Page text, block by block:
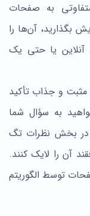
به صفحات
بگذارید، آن‌ها را
آنلاین یا حتی یک
مثبت و جذاب تأکید
به سؤال شما
در بخش نظرات تگ
آن را لایک کنند.
توسط الگوریتم